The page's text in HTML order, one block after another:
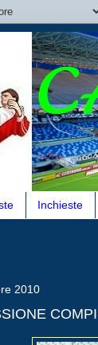
Inchieste
2010